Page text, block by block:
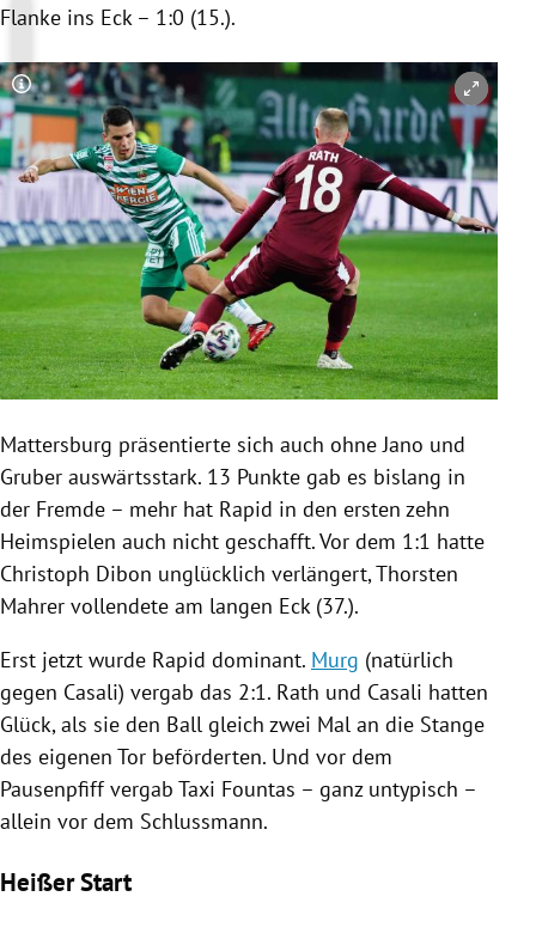
Flanke ins Eck – 1:0 (15.).
Copyright-Hinweis öffnen/schließen
Mattersburg präsentierte sich auch ohne Jano und
Gruber auswärtsstark. 13 Punkte gab es bislang in
der Fremde – mehr hat Rapid in den ersten zehn
Heimspielen auch nicht geschafft. Vor dem 1:1 hatte
Christoph Dibon unglücklich verlängert,Thorsten
Mahrer vollendete am langen Eck (37.).
Erst jetzt wurde Rapid dominant. Murg (natürlich
gegen Casali) vergab das 2:1. Rath und Casali hatten
Glück, als sie den Ball gleich zwei Mal an die Stange
des eigenen Tor beförderten. Und vor dem
Pausenpfiff vergab Taxi Fountas – ganz untypisch –
allein vor dem Schlussmann.
Heißer Start